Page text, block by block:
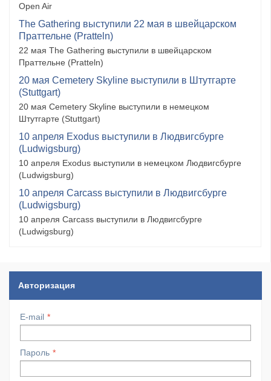
Open Air
The Gathering выступили 22 мая в швейцарском
Праттельне (Pratteln)
22 мая The Gathering выступили в швейцарском
Праттельне (Pratteln)
20 мая Cemetery Skyline выступили в Штутгарте
(Stuttgart)
20 мая Cemetery Skyline выступили в немецком
Штутгарте (Stuttgart)
10 апреля Exodus выступили в Людвигсбурге
(Ludwigsburg)
10 апреля Exodus выступили в немецком Людвигсбурге
(Ludwigsburg)
10 апреля Carcass выступили в Людвигсбурге
(Ludwigsburg)
10 апреля Carcass выступили в Людвигсбурге
(Ludwigsburg)
Авторизация
E-mail
Пароль